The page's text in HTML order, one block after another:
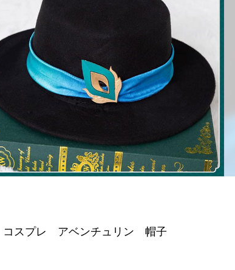
スプレ アベンチュリン 帽子